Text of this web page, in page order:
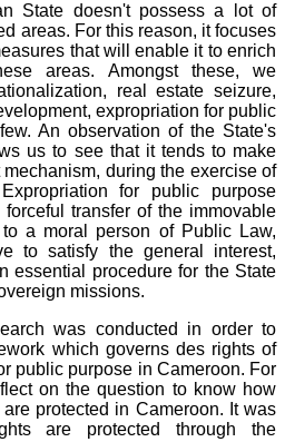
State doesn't possess a lot of
areas. For this reason, it focuses
that will enable it to enrich
areas. Amongst these, we
real estate seizure,
expropriation for public
An observation of the State's
us to see that it tends to make
during the exercise of
for public purpose
transfer of the immovable
a moral person of Public Law,
to satisfy the general interest,
essential procedure for the State
missions.
was conducted in order to
which governs des rights of
public purpose in Cameroon. For
on the question to know how
protected in Cameroon. It was
are protected through the